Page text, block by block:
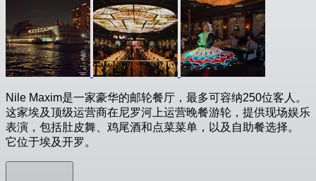
Nile Maxim是一家豪华的邮轮餐厅，最多可容纳250位客人。
这家埃及顶级运营商在尼罗河上运营晚餐游轮，提供现场娱乐
表演，包括肚皮舞、鸡尾酒和点菜菜单，以及自助餐选择。
它位于埃及开罗。